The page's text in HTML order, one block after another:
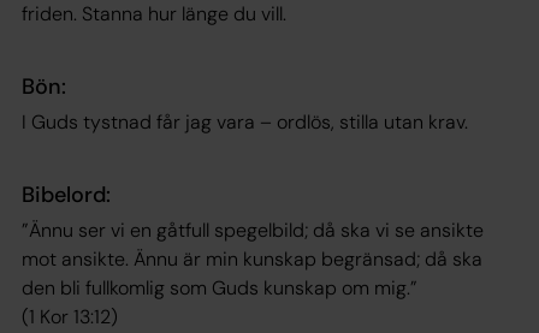
friden. Stanna hur länge du vill.
Bön:
I Guds tystnad får jag vara – ordlös, stilla utan krav.
Bibelord:
”Ännu ser vi en gåtfull spegelbild; då ska vi se ansikte
mot ansikte. Ännu är min kunskap begränsad; då ska
den bli fullkomlig som Guds kunskap om mig.”
(1 Kor 13:12)